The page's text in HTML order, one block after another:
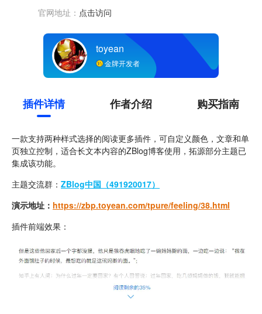
官网地址： 点击访问
toyean
金牌开发者
插件详情 作者介绍 购买指南
一款支持两种样式选择的阅读更多插件，可自定义颜色，文章和单
页独立控制，适合长文本内容的ZBlog博客使用，拓源部分主题已
集成该功能。
主题交流群： ZBlog中国（491920017）
演示地址： https://zbp.toyean.com/tpure/feeling/38.html
插件前端效果：